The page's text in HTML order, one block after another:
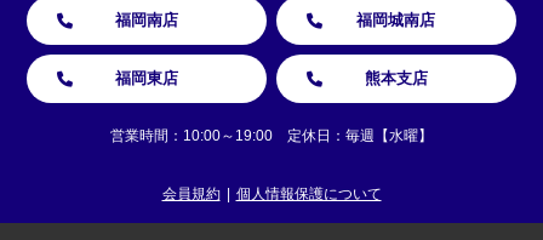
福岡南店 福岡城南店
福岡東店 熊本支店
営業時間：10:00～19:00 定休日：毎週【水曜】
会員規約 個人情報保護について